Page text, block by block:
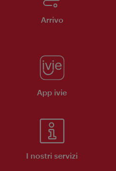
Arrivo
App ivie
I nostri servizi